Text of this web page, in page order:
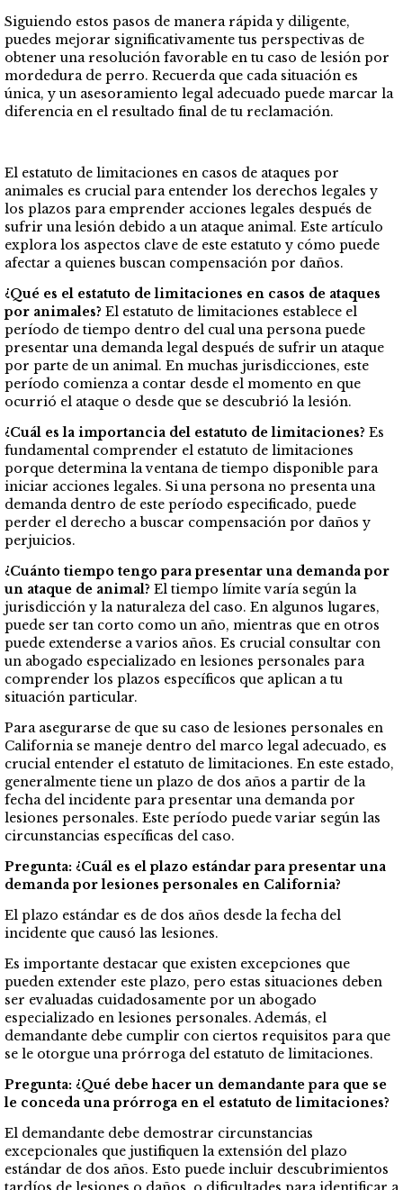
Siguiendo estos pasos de manera rápida y diligente,
puedes mejorar significativamente tus perspectivas de
obtener una resolución favorable en tu caso de lesión por
mordedura de perro. Recuerda que cada situación es
única, y un asesoramiento legal adecuado puede marcar la
diferencia en el resultado final de tu reclamación.
El estatuto de limitaciones en casos de ataques por
animales es crucial para entender los derechos legales y
los plazos para emprender acciones legales después de
sufrir una lesión debido a un ataque animal. Este artículo
explora los aspectos clave de este estatuto y cómo puede
afectar a quienes buscan compensación por daños.
¿Qué es el estatuto de limitaciones en casos de ataques
por animales? El estatuto de limitaciones establece el
período de tiempo dentro del cual una persona puede
presentar una demanda legal después de sufrir un ataque
por parte de un animal. En muchas jurisdicciones, este
período comienza a contar desde el momento en que
ocurrió el ataque o desde que se descubrió la lesión.
¿Cuál es la importancia del estatuto de limitaciones? Es
fundamental comprender el estatuto de limitaciones
porque determina la ventana de tiempo disponible para
iniciar acciones legales. Si una persona no presenta una
demanda dentro de este período especificado, puede
perder el derecho a buscar compensación por daños y
perjuicios.
¿Cuánto tiempo tengo para presentar una demanda por
un ataque de animal? El tiempo límite varía según la
jurisdicción y la naturaleza del caso. En algunos lugares,
puede ser tan corto como un año, mientras que en otros
puede extenderse a varios años. Es crucial consultar con
un abogado especializado en lesiones personales para
comprender los plazos específicos que aplican a tu
situación particular.
Para asegurarse de que su caso de lesiones personales en
California se maneje dentro del marco legal adecuado, es
crucial entender el estatuto de limitaciones. En este estado,
generalmente tiene un plazo de dos años a partir de la
fecha del incidente para presentar una demanda por
lesiones personales. Este período puede variar según las
circunstancias específicas del caso.
Pregunta: ¿Cuál es el plazo estándar para presentar una
demanda por lesiones personales en California?
El plazo estándar es de dos años desde la fecha del
incidente que causó las lesiones.
Es importante destacar que existen excepciones que
pueden extender este plazo, pero estas situaciones deben
ser evaluadas cuidadosamente por un abogado
especializado en lesiones personales. Además, el
demandante debe cumplir con ciertos requisitos para que
se le otorgue una prórroga del estatuto de limitaciones.
Pregunta: ¿Qué debe hacer un demandante para que se
le conceda una prórroga en el estatuto de limitaciones?
El demandante debe demostrar circunstancias
excepcionales que justifiquen la extensión del plazo
estándar de dos años. Esto puede incluir descubrimientos